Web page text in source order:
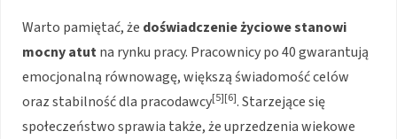
Warto pamiętać, że doświadczenie życiowe stanowi
mocny atutna rynku pracy. Pracownicy po 40 gwarantują
emocjonalną równowagę, większą świadomość celów
oraz stabilność dla pracodawcy[5][6]. Starzejące się
społeczeństwo sprawia także, że uprzedzenia wiekowe